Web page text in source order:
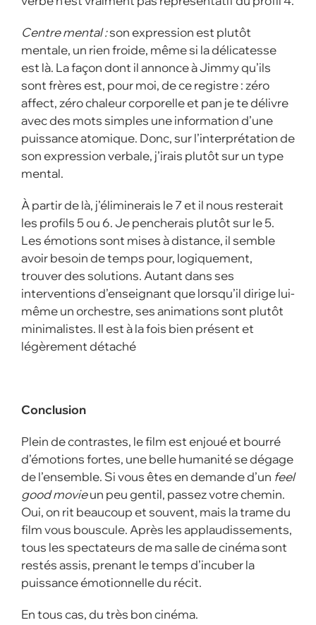
Centre mental :son expression est plutôt
mentale, un rien froide, même si la délicatesse
est là. La façon dont il annonce à Jimmy qu’ils
sont frères est, pour moi, de ce registre : zéro
affect, zéro chaleur corporelle et pan je te délivre
avec des mots simples une information d’une
puissance atomique. Donc, sur l’interprétation de
son expression verbale, j’irais plutôt sur un type
mental.
À partir de là, j’éliminerais le 7 et il nous resterait
les profils 5 ou 6. Je pencherais plutôt sur le 5.
Les émotions sont mises à distance, il semble
avoir besoin de temps pour, logiquement,
trouver des solutions. Autant dans ses
interventions d’enseignant que lorsqu’il dirige lui-
même un orchestre, ses animations sont plutôt
minimalistes. Il est à la fois bien présent et
légèrement détaché
Conclusion
Plein de contrastes, le film est enjoué et bourré
d’émotions fortes, une belle humanité se dégage
de l’ensemble. Si vous êtes en demande d’un feel
good movieun peu gentil, passez votre chemin.
Oui, on rit beaucoup et souvent, mais la trame du
film vous bouscule. Après les applaudissements,
tous les spectateurs de ma salle de cinéma sont
restés assis, prenant le temps d’incuber la
puissance émotionnelle du récit.
En tous cas, du très bon cinéma.